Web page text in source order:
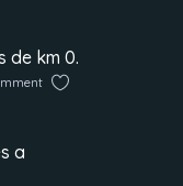
de km 0.
a